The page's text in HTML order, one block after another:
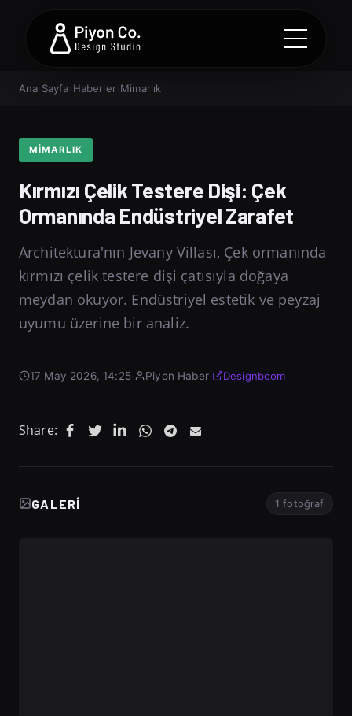
Ana Sayfa Haberler› Mimarlık
MIMARLIK
Kırmızı Çelik Testere Dişi: Çek
Ormanında Endüstriyel Zarafet
Architektura'nın Jevany Villası, Çek ormanında
kırmızı çelik testere dişi çatısıyla doğaya
meydan okuyor. Endüstriyel estetik ve peyzaj
uyumu üzerine bir analiz.
17 May 2026, 14:25· Piyon Haber· Designboom
Share:
GALERI 1 fotoğraf